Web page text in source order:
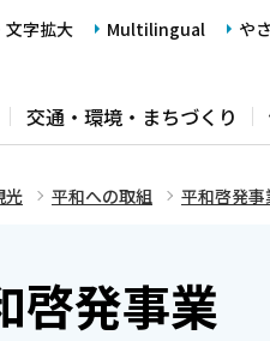
文字拡大 Multilingual や
交通・環境・まちづくり
光 平和への取組 平和啓発事
啓発事業